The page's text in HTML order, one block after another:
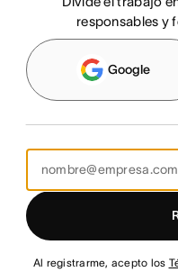
responsables y
Google
Al registrarme, acepto los